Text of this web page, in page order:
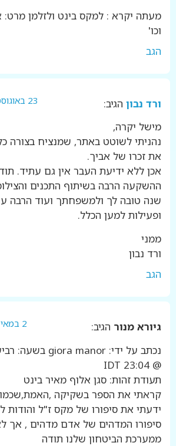
מעתה יקרא : למקס בינט ולזלמן מרט:
וכו'
הגב
ורד נבון הגיב: 23 באוגוסט 2013 בשעה 8:09
מישל יקרה,
נהניתי לשוטט באתר, שמנציח בצורה
את זכרו של אביך.
אכן ללא ידיעת העבר אין גם עתיד.
ההשקעה הרבה בשיתוף התכנים
שנה טובה לך ולמשפחתך ועוד הרבה
ופעילות למען הכלל.
ממני
ורד נבון
הגב
גיורא מנור הגיב: 2 במאי 2012 בשעה 15:19
@ IDT 23:04
תעודת זהות: סגן אלוף מאיר בינט
קראתי את הספר בשקיקה
ידעתי את סיפורו של מקס ז"ל והודות
סיפורו המדהים של אדם מדהים , אך
ממערכת הביטחון שלנו תודה